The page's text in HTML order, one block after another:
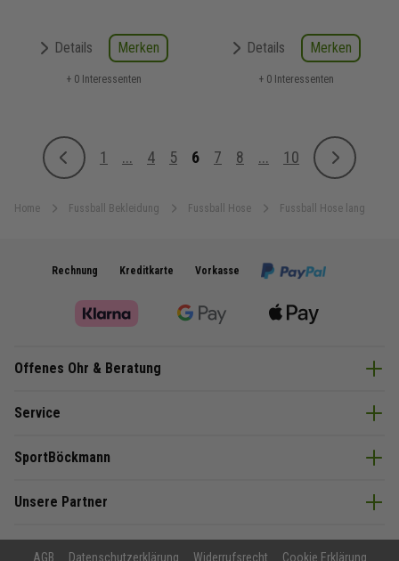
Home Fussball Bekleidung Fussball Hose Fussball Hose lang
Details Merken
+ 0 Interessenten
Details Merken
+ 0 Interessenten
Seite
ZurückSeite
1 ...
Seite
4
Seite
5
Sie lesen gerade Seite
6
Seite
7
Seite
8 ...
Seite
10
Weiter
Rechnung Kreditkarte Vorkasse
Offenes Ohr & Beratung
Service
SportBöckmann
Unsere Partner
AGB Datenschutzerklärung Widerrufsrecht Cookie Erklärung